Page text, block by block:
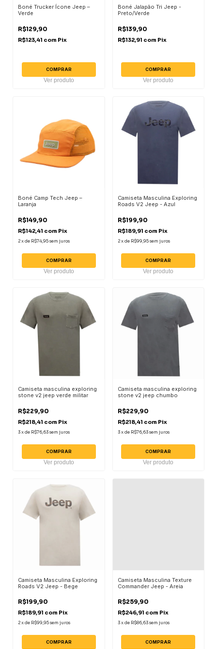
Boné Trucker Ícone Jeep –
Verde
R$129,90
R$123,41 com Pix
COMPRAR
Ver produto
Boné Jalapão Tri Jeep -
Preto/Verde
R$139,90
R$132,91 com Pix
COMPRAR
Ver produto
Boné Camp Tech Jeep –
Laranja
R$149,90
R$142,41 com Pix
2xde R$74,95sem juros
COMPRAR
Ver produto
Camiseta Masculina Exploring
Roads V2 Jeep - Azul
R$199,90
R$189,91 com Pix
2 xde R$99,95 sem juros
COMPRAR
Ver produto
Camiseta masculina exploring
stone v2 jeep verde militar
R$229,90
R$218,41 com Pix
3xde R$76,63sem juros
COMPRAR
Ver produto
Camiseta masculina exploring
stone v2 jeep chumbo
R$229,90
R$218,41 com Pix
3 xde R$76,63 sem juros
COMPRAR
Ver produto
Camiseta Masculina Exploring
Roads V2 Jeep - Bege
R$199,90
R$189,91 com Pix
2xde R$99,95sem juros
COMPRAR
Camiseta Masculina Texture
Commander Jeep - Areia
R$259,90
R$246,91 com Pix
3 xde R$86,63 sem juros
COMPRAR